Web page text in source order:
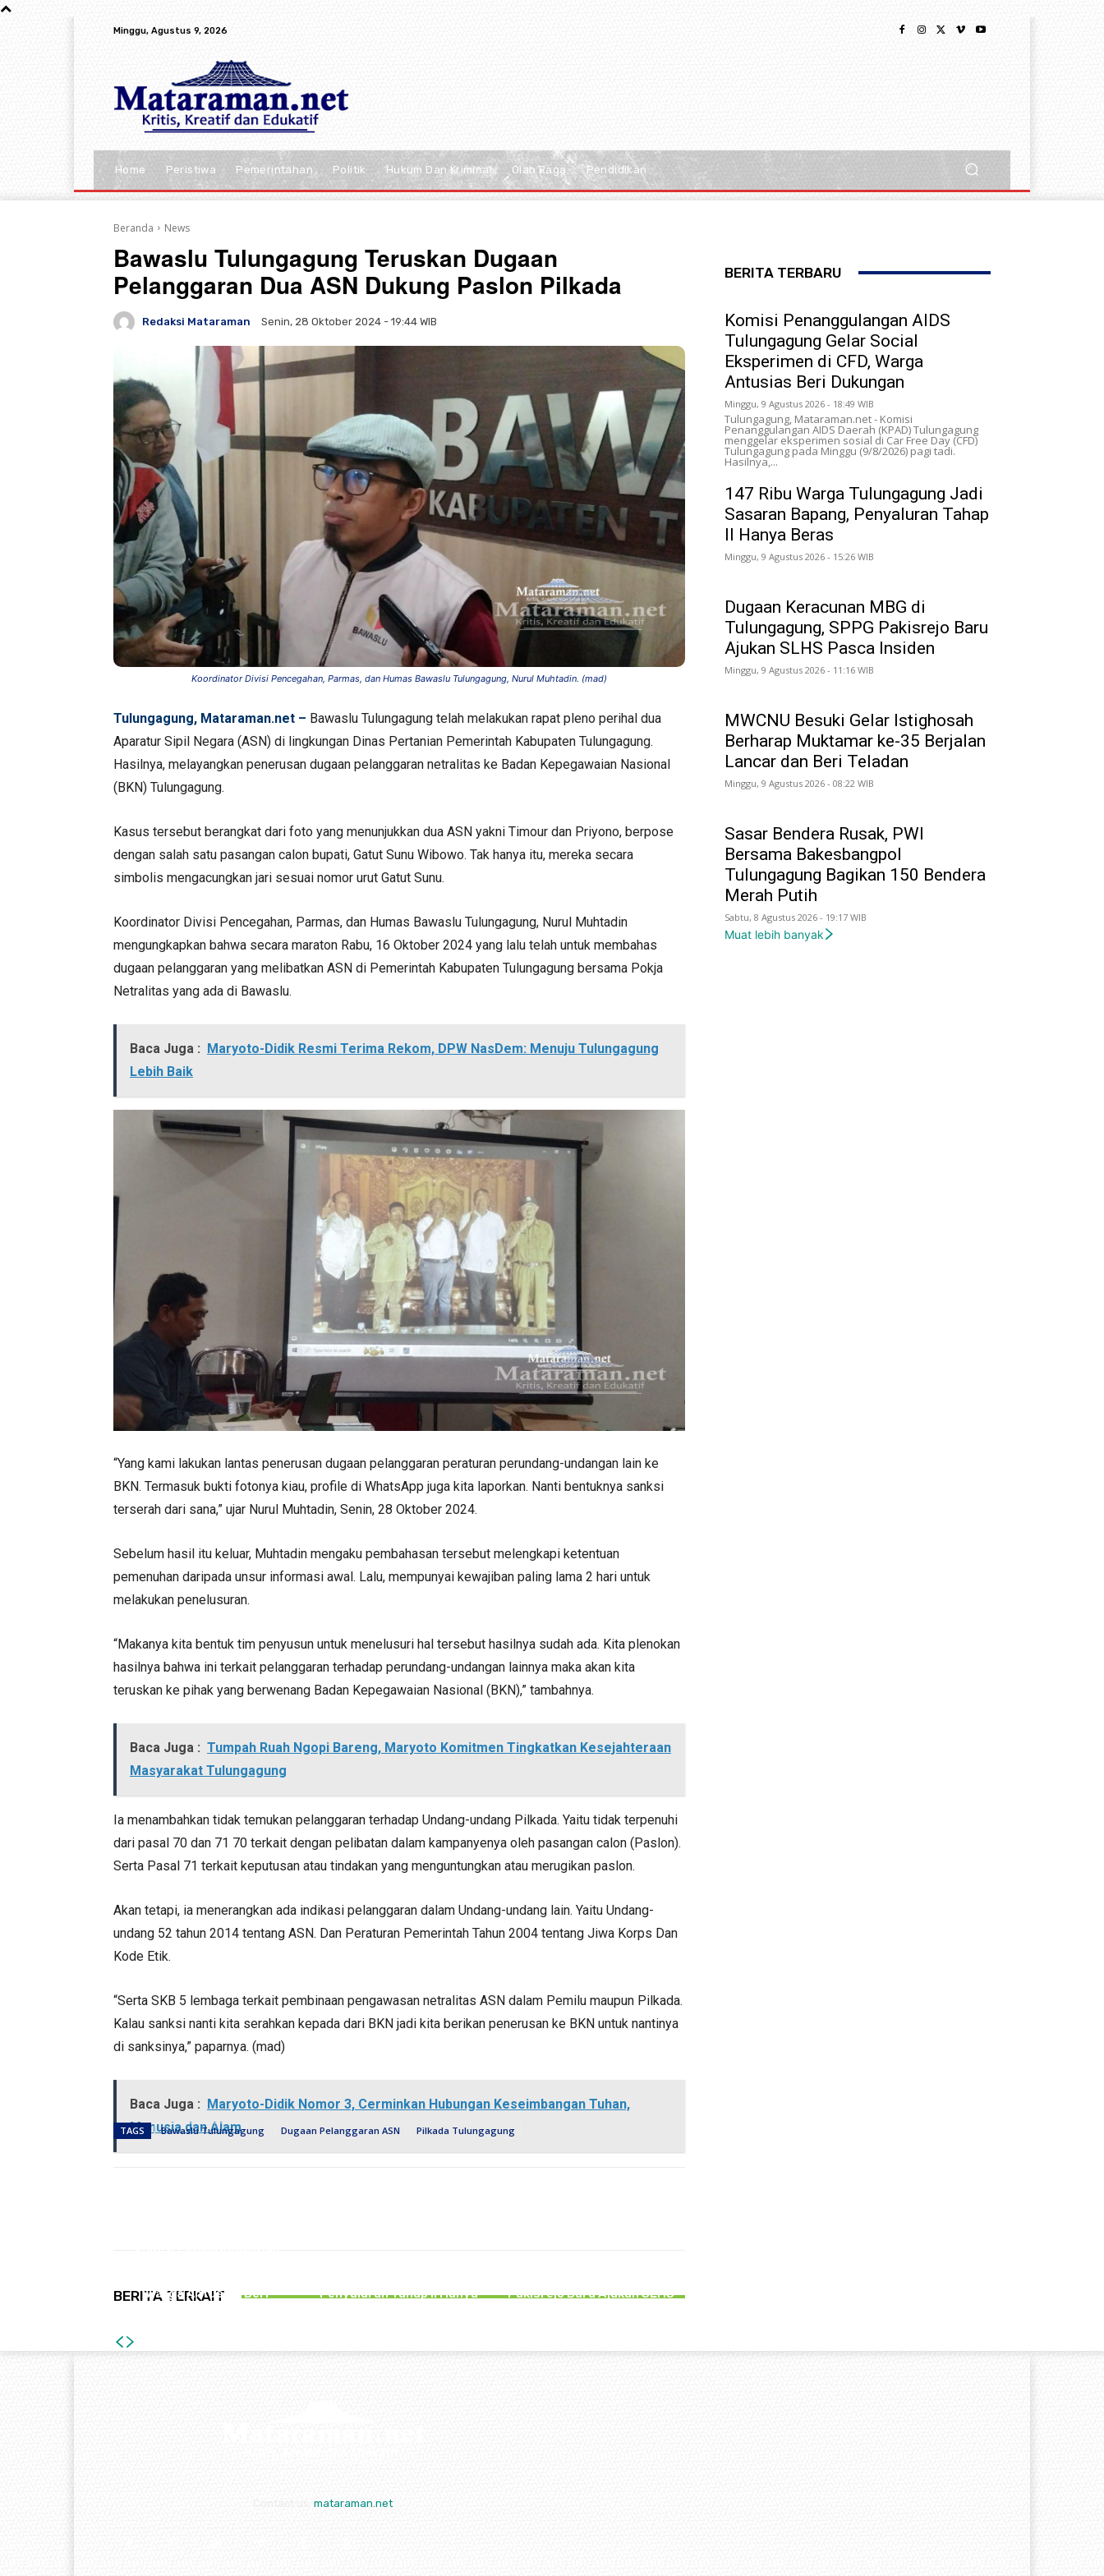
Minggu, Agustus 9, 2026
Home Peristiwa Pemerintahan Politik Hukum Dan Kriminal Olah Raga Pendidikan
Beranda News
Bawaslu Tulungagung Teruskan Dugaan
Pelanggaran Dua ASN Dukung Paslon Pilkada
Redaksi Mataraman Senin, 28 Oktober 2024 - 19:44 WIB
Koordinator Divisi Pencegahan, Parmas, dan Humas Bawaslu Tulungagung, Nurul Muhtadin. (mad)
Tulungagung, Mataraman.net – Bawaslu Tulungagung telah melakukan rapat pleno perihal dua
Aparatur Sipil Negara (ASN) di lingkungan Dinas Pertanian Pemerintah Kabupaten Tulungagung.
Hasilnya, melayangkan penerusan dugaan pelanggaran netralitas ke Badan Kepegawaian Nasional
(BKN) Tulungagung.
Kasus tersebut berangkat dari foto yang menunjukkan dua ASN yakni Timour dan Priyono, berpose
dengan salah satu pasangan calon bupati, Gatut Sunu Wibowo. Tak hanya itu, mereka secara
simbolis mengacungkan jari sesuai nomor urut Gatut Sunu.
Koordinator Divisi Pencegahan, Parmas, dan Humas Bawaslu Tulungagung, Nurul Muhtadin
mengungkapkan bahwa secara maraton Rabu, 16 Oktober 2024 yang lalu telah untuk membahas
dugaan pelanggaran yang melibatkan ASN di Pemerintah Kabupaten Tulungagung bersama Pokja
Netralitas yang ada di Bawaslu.
Baca Juga : Maryoto-Didik Resmi Terima Rekom, DPW NasDem: Menuju Tulungagung
Lebih Baik
“Yang kami lakukan lantas penerusan dugaan pelanggaran peraturan perundang-undangan lain ke
BKN. Termasuk bukti fotonya kiau, profile di WhatsApp juga kita laporkan. Nanti bentuknya sanksi
terserah dari sana,” ujar Nurul Muhtadin, Senin, 28 Oktober 2024.
Sebelum hasil itu keluar, Muhtadin mengaku pembahasan tersebut melengkapi ketentuan
pemenuhan daripada unsur informasi awal. Lalu, mempunyai kewajiban paling lama 2 hari untuk
melakukan penelusuran.
“Makanya kita bentuk tim penyusun untuk menelusuri hal tersebut hasilnya sudah ada. Kita plenokan
hasilnya bahwa ini terkait pelanggaran terhadap perundang-undangan lainnya maka akan kita
teruskan ke pihak yang berwenang Badan Kepegawaian Nasional (BKN),” tambahnya.
Baca Juga : Tumpah Ruah Ngopi Bareng, Maryoto Komitmen Tingkatkan Kesejahteraan
Masyarakat Tulungagung
Ia menambahkan tidak temukan pelanggaran terhadap Undang-undang Pilkada. Yaitu tidak terpenuhi
dari pasal 70 dan 71 70 terkait dengan pelibatan dalam kampanyenya oleh pasangan calon (Paslon).
Serta Pasal 71 terkait keputusan atau tindakan yang menguntungkan atau merugikan paslon.
Akan tetapi, ia menerangkan ada indikasi pelanggaran dalam Undang-undang lain. Yaitu Undang-
undang 52 tahun 2014 tentang ASN. Dan Peraturan Pemerintah Tahun 2004 tentang Jiwa Korps Dan
Kode Etik.
“Serta SKB 5 lembaga terkait pembinaan pengawasan netralitas ASN dalam Pemilu maupun Pilkada.
Kalau sanksi nanti kita serahkan kepada dari BKN jadi kita berikan penerusan ke BKN untuk nantinya
di sanksinya,” paparnya. (mad)
Baca Juga :
Maryoto-Didik Nomor 3, Cerminkan Hubungan Keseimbangan Tuhan,
Manusia dan Alam
TAGS Bawaslu Tulungagung Dugaan Pelanggaran ASN Pilkada Tulungagung
BERITA TERKAIT
Warga Antusias Beri
Penyaluran Tahap II Hanya
Pakisrejo Baru Ajukan SLHS
BERITA TERBARU
Komisi Penanggulangan AIDS
Tulungagung Gelar Social
Eksperimen di CFD, Warga
Antusias Beri Dukungan
Minggu, 9 Agustus 2026 - 18:49 WIB
Tulungagung, Mataraman.net - Komisi
Penanggulangan AIDS Daerah (KPAD) Tulungagung
menggelar eksperimen sosial di Car Free Day (CFD)
Tulungagung pada Minggu (9/8/2026) pagi tadi.
Hasilnya,...
147 Ribu Warga Tulungagung Jadi
Sasaran Bapang, Penyaluran Tahap
II Hanya Beras
Minggu, 9 Agustus 2026 - 15:26 WIB
Dugaan Keracunan MBG di
Tulungagung, SPPG Pakisrejo Baru
Ajukan SLHS Pasca Insiden
Minggu, 9 Agustus 2026 - 11:16 WIB
MWCNU Besuki Gelar Istighosah
Berharap Muktamar ke-35 Berjalan
Lancar dan Beri Teladan
Minggu, 9 Agustus 2026 - 08:22 WIB
Sasar Bendera Rusak, PWI
Bersama Bakesbangpol
Tulungagung Bagikan 150 Bendera
Merah Putih
Sabtu, 8 Agustus 2026 - 19:17 WIB
Muat lebih banyak
mataraman.net